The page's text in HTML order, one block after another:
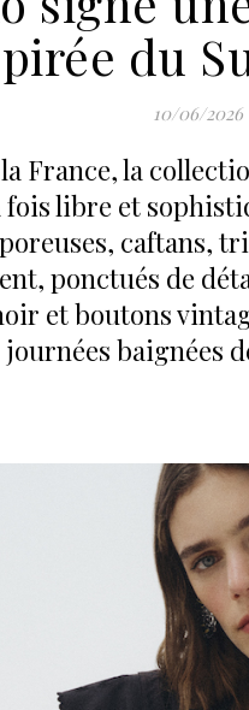
du
10/06/2026
France, la
fois libre et
caftans,
ponctués de
et boutons
baignées